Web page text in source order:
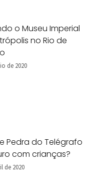
o Museu Imperial
no Rio de
de 2020
Pedra do Telégrafo
com crianças?
de 2020